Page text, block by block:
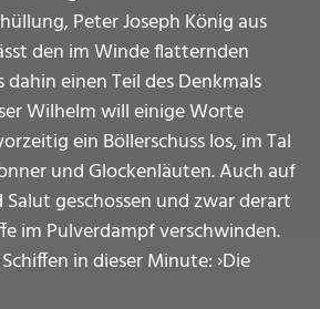
Peter Joseph König aus
den im Winde flatternden
einen Teil des Denkmals
Wilhelm will einige Worte
ein Böllerschuss los, im Tal
und Glockenläuten. Auch auf
geschossen und zwar derart
im Pulverdampf verschwinden.
in dieser Minute: ›Die